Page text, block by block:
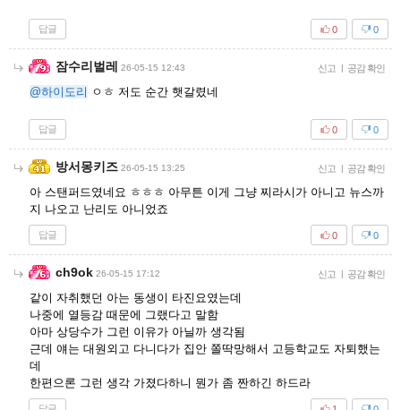
답글 0
0
잠수리벌레 26-05-15 12:43 신고 | 공감 확인
@하이도리 ㅇㅎ 저도 순간 햇갈렸네
답글 0
0
방서몽키즈 26-05-15 13:25 신고 | 공감 확인
아 스탠퍼드였네요 ㅎㅎㅎ 아무튼 이게 그냥 찌라시가 아니고 뉴스까
지 나오고 난리도 아니었죠
답글 0
0
ch9ok 26-05-15 17:12 신고 | 공감 확인
같이 자취했던 아는 동생이 타진요였는데
나중에 열등감 때문에 그랬다고 말함
아마 상당수가 그런 이유가 아닐까 생각됨
근데 얘는 대원외고 다니다가 집안 쫄딱망해서 고등학교도 자퇴했는
데
한편으론 그런 생각 가졌다하니 뭔가 좀 짠하긴 하드라